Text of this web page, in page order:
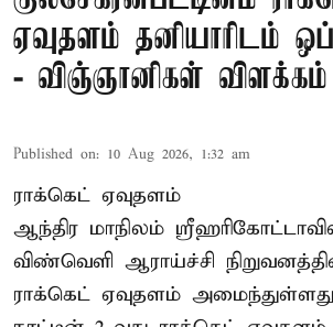
ஏவுதளம் தனியாரிடம்
- விஞ்ஞானிகள் விளக்கம்
Published on: 10 Aug 2026, 1:32 am
ராக்கெட் ஏவுதளம்
ஆந்திர மாநிலம்
விண்வெளி ஆராய்ச்சி
ராக்கெட் ஏவுதளம்